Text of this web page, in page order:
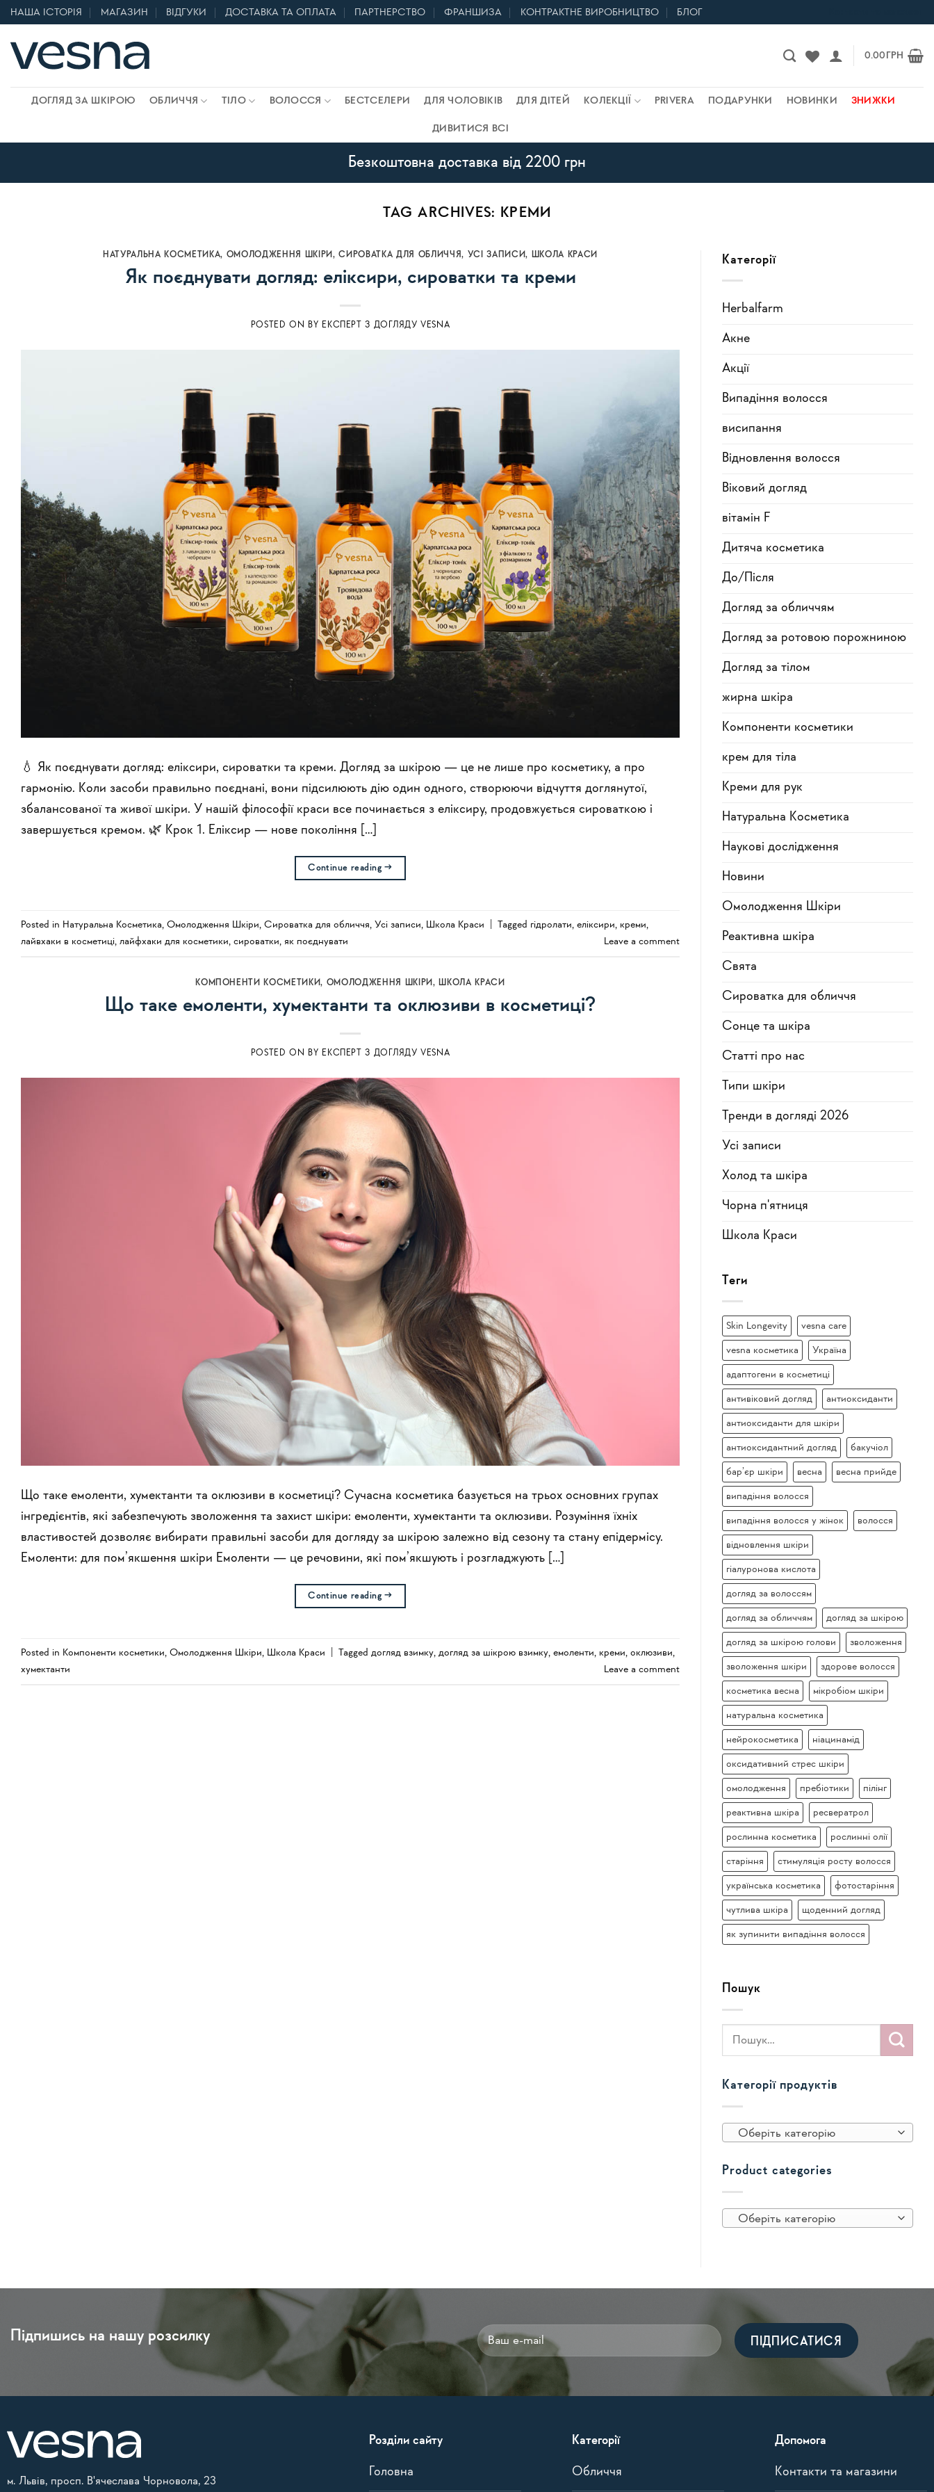
Skip
content
НАША ІСТОРІЯ МАГАЗИН ВІДГУКИ ДОСТАВКА ТА ОПЛАТА ПАРТНЕРСТВО ФРАНШИЗА КОНТРАКТНЕ ВИРОБНИЦТВО БЛОГ
0.00 ГРН
ДОГЛЯД ЗА ШКІРОЮ ОБЛИЧЧЯ ТІЛО ВОЛОССЯ БЕСТСЕЛЕРИ ДЛЯ ЧОЛОВІКІВ ДЛЯ ДІТЕЙ КОЛЕКЦІЇ PRIVERA ПОДАРУНКИ НОВИНКИ ЗНИЖКИ
ДИВИТИСЯ ВСІ
Безкоштовна доставка від 2200 грн
TAG ARCHIVES: КРЕМИ
НАТУРАЛЬНА КОСМЕТИКА, ОМОЛОДЖЕННЯ ШКІРИ ,СИРОВАТКА ДЛЯ ОБЛИЧЧЯ, УСI ЗАПИСИ, ШКОЛА КРАСИ
Як поєднувати догляд: еліксири, сироватки та креми
POSTED ON BY ЕКСПЕРТ З ДОГЛЯДУ VESNA
💧 Як поєднувати догляд: еліксири, сироватки та креми. Догляд за шкірою — це не лише про косметику, а про
гармонію. Коли засоби правильно поєднані, вони підсилюють дію один одного, створюючи відчуття доглянутої,
збалансованої та живої шкіри. У нашій філософії краси все починається з еліксиру, продовжується сироваткою і
завершується кремом. 🌿 Крок 1. Еліксир — нове покоління […]
Continue reading→
Posted in Натуральна Косметика, Омолодження Шкіри, Сироватка для обличчя, Усi записи, Школа Краси Tagged гідролати, еліксири, креми,
лайвхаки в косметиці, лайфхаки для косметики, сироватки, як поєднувати Leave a comment
КОМПОНЕНТИ КОСМЕТИКИ, ОМОЛОДЖЕННЯ ШКІРИ, ШКОЛА КРАСИ
Що таке емоленти, хумектанти та оклюзиви в косметиці?
POSTED ON BY ЕКСПЕРТ З ДОГЛЯДУ VESNA
Що таке емоленти, хумектанти та оклюзиви в косметиці? Сучасна косметика базується на трьох основних групах
інгредієнтів, які забезпечують зволоження та захист шкіри: емоленти, хумектанти та оклюзиви. Розуміння їхніх
властивостей дозволяє вибирати правильні засоби для догляду за шкірою залежно від сезону та стану епідермісу.
Емоленти: для пом’якшення шкіри Емоленти — це речовини, які пом’якшують і розгладжують […]
Continue reading→
Posted in Компоненти косметики, Омолодження Шкіри, Школа Краси Tagged догляд взимку, догляд за шікрою взимку, емоленти, креми, оклюзиви,
хумектанти
Leave a comment
Категорії
Herbalfarm
Акне
Акції
Випадіння волосся
висипання
Відновлення волосся
Віковий догляд
вітамін F
Дитяча косметика
До/Після
Догляд за обличчям
Догляд за ротовою порожниною
Догляд за тілом
жирна шкіра
Компоненти косметики
крем для тіла
Креми для рук
Натуральна Косметика
Наукові дослідження
Новини
Омолодження Шкіри
Реактивна шкіра
Свята
Сироватка для обличчя
Сонце та шкіра
Статті про нас
Типи шкіри
Тренди в догляді 2026
Усi записи
Холод та шкіра
Чорна п'ятниця
Школа Краси
Теги
Skin Longevity vesna care
vesna косметика Україна
адаптогени в косметиці
антивіковий догляд антиоксиданти
антиоксиданти для шкіри
антиоксидантний догляд бакучіол
бар’єр шкіри весна весна прийде
випадіння волосся
випадіння волосся у жінок волосся
відновлення шкіри
гіалуронова кислота
догляд за волоссям
догляд за обличчям догляд за шкірою
догляд за шкірою голови зволоження
зволоження шкіри здорове волосся
косметика весна мікробіом шкіри
натуральна косметика
нейрокосметика ніацинамід
оксидативний стрес шкіри
омолодження пребіотики пілінг
реактивна шкіра ресвератрол
рослинна косметика рослинні олії
старіння стимуляція росту волосся
українська косметика фотостаріння
чутлива шкіра щоденний догляд
як зупинити випадіння волосся
Пошук
Категорії продуктів
Оберіть категорію
Product categories
Оберіть категорію
Підпишись на нашу розсилку
Alternative:
м. Львів, просп. В'ячеслава Чорновола, 23
Розділи сайту
Головна
Категорії
Обличчя
Допомога
Контакти та магазини